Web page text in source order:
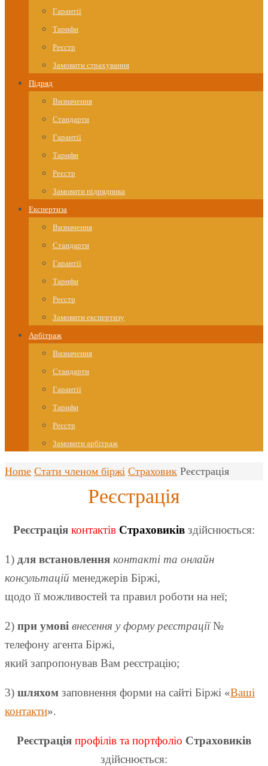
Гарантії
Тарифи
Реєстр
Замовити страхування
Підряд
Визначення
Стандарти
Гарантії
Тарифи
Реєстр
Замовити підрядника
Експертиза
Визначення
Стандарти
Гарантії
Тарифи
Реєстр
Замовити експертизу
Арбітраж
Визначення
Стандарти
Гарантії
Тарифи
Реєстр
Замовити арбітраж
Home Стати членом біржі Страховик Реєстрація
Реєстрація
Реєстрація контактів Страховиків здійснюється:
1) для встановлення контакті та онлайн
консультацій менеджерів Біржі,
щодо її можливостей та правил роботи на неї;
2) при умові внесення у форму реєстрації№
телефону агента Біржі,
який запропонував Вам реєстрацію;
3) шляхом заповнення форми на сайті Біржі «Ваші
контакти».
Реєстрація профілів та портфоліо Страховиків
здійснюється: